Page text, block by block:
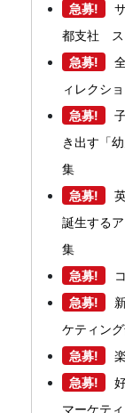
急募!
都支社 ス
急募!
ィレクシ
急募!
き出す「
集
急募!
誕生する
集
急募!
急募!
ケティン
急募!
急募!
マーケテ